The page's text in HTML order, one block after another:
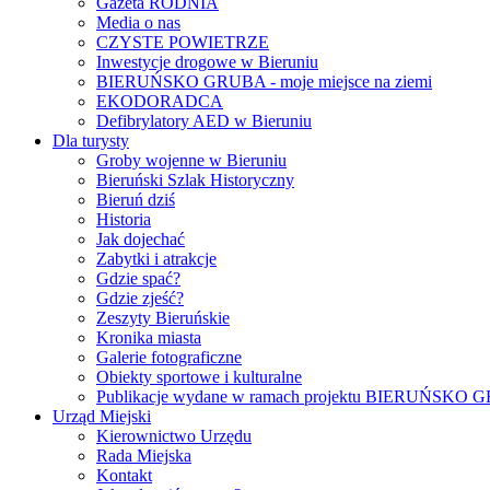
Media o nas
CZYSTE POWIETRZE
Inwestycje drogowe w Bieruniu
BIERUŃSKO GRUBA - moje miejsce na ziemi
EKODORADCA
Defibrylatory AED w Bieruniu
Dla turysty
Groby wojenne w Bieruniu
Bieruński Szlak Historyczny
Bieruń dziś
Historia
Jak dojechać
Zabytki i atrakcje
Gdzie spać?
Gdzie zjeść?
Zeszyty Bieruńskie
Kronika miasta
Galerie fotograficzne
Obiekty sportowe i kulturalne
Publikacje wydane w ramach projektu BIERUŃSKO
Urząd Miejski
Kierownictwo Urzędu
Rada Miejska
Kontakt